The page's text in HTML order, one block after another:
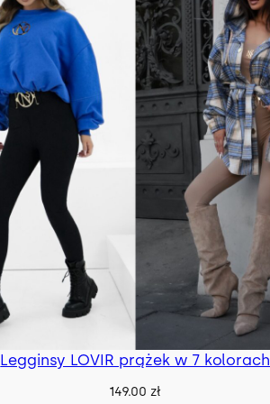
Legginsy LOVIR prążek w 7 kolorach
149.00zł